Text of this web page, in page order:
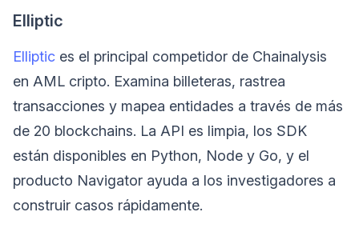
Elliptic
Elliptic es el principal competidor de Chainalysis
en AML cripto. Examina billeteras, rastrea
transacciones y mapea entidades a través de más
de 20 blockchains. La API es limpia, los SDK
están disponibles en Python, Node y Go, y el
producto Navigator ayuda a los investigadores a
construir casos rápidamente.